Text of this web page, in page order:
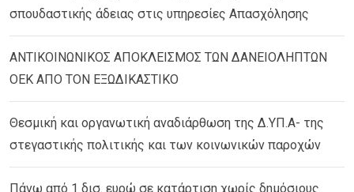
σπουδαστικής άδειας στις υπηρεσίες Απασχόλησης
ΑΝΤΙΚΟΙΝΩΝΙΚΟΣ ΑΠΟΚΛΕΙΣΜΟΣ ΤΩΝ ΔΑΝΕΙΟΛΗΠΤΩΝ
ΟΕΚ ΑΠΟ ΤΟΝ ΕΞΩΔΙΚΑΣΤΙΚΟ
Θεσμική και οργανωτική αναδιάρθωση της Δ.ΥΠ.Α- της
στεγαστικής πολιτικής και των κοινωνικών παροχών
Πάνω από 1 δισ. ευρώ σε κατάρτιση χωρίς δημόσιους